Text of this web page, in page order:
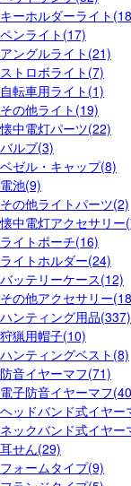
キーホルダーライト
ペンライト(17)
アングルライト(21)
ストロボライト(7)
自転車用ライト(1)
その他ライト(19)
懐中電灯パーツ(22)
バルブ(3)
ベゼル・キャップ(8)
電池(9)
その他ライトパーツ(2)
懐中電灯アクセサリー
ライトポーチ(16)
ライトホルダー(24)
バッテリーケース(12)
その他アクセサリー
ハンティング用品(337)
狩猟用帽子(10)
ハンティングベスト(8)
防音イヤーマフ(71)
電子防音イヤーマフ
ヘッドバンド式イヤー
ネックバンド式イヤー
耳せん(29)
フォームタイプ(9)